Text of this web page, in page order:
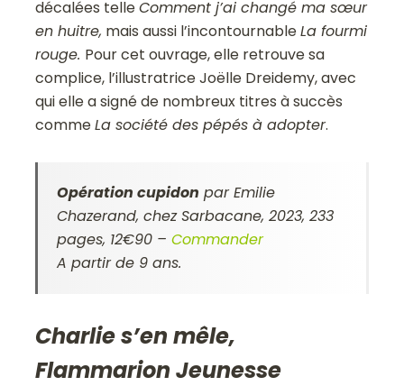
décalées telleComment j’ai changé ma sœur
en huitre, mais aussi l’incontournableLa fourmi
rouge. Pour cet ouvrage, elle retrouve sa
complice, l’illustratrice Joëlle Dreidemy, avec
qui elle a signé de nombreux titres à succès
commeLa société des pépés à adopter.
Opération cupidon par Emilie
Chazerand, chez Sarbacane, 2023, 233
pages, 12€90 –Commander
A partir de 9 ans.
Charlie s’en mêle,
Flammarion Jeunesse